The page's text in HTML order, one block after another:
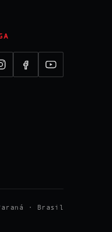
· Brasil